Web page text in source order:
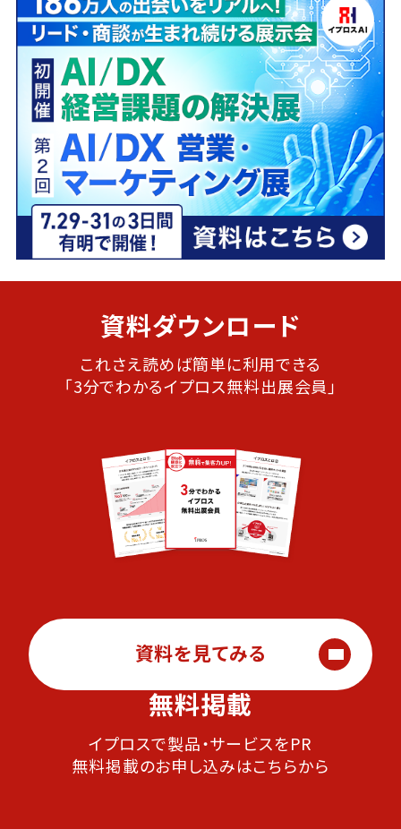
資料ダウンロード
これさえ読めば簡単に利用できる
「3分でわかるイプロス無料出展会員」
資料を見てみる
無料掲載
イプロスで製品・サービスをPR
無料掲載のお申し込みはこちらから